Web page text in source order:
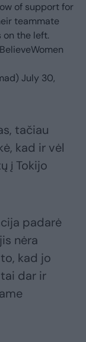
of support for
teammate
on the left.
July 30,
tačiau
kad ir vėl
į Tokijo
padarė
nėra
kad jo
dar ir